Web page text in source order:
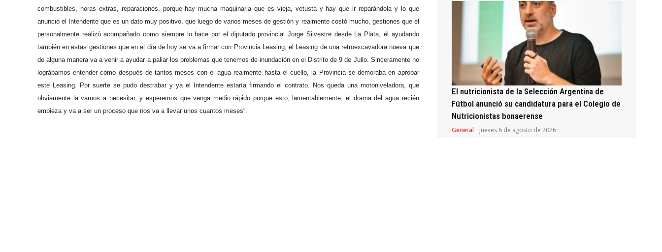
combustibles, horas extras, reparaciones, porque haymucha maquinaria que es vieja, vetusta y hay que ir reparándola y lo que
anunció el Intendente que es un dato muy positivo, que luego de varios meses de gestión y realmente costó mucho, gestiones que él
personalmente realizó acompañado como siempre lo hace por el diputadoprovincial Jorge Silvestre desde La Plata, él ayudando
también en estas gestiones que en el día de hoy se va a firmar con Provincia Leasing, el Leasing de una retroexcavadora nueva que
de alguna manera va a venir a ayudar a paliar los problemas que tenemos de inundación en el Distrito de 9 de Julio. Sinceramenteno
lográbamos entender cómo después de tantos meses con el agua realmente hasta el cuello, la Provincia se demoraba en aprobar
este L easing. Por suerte se pudo destrabar y ya el Intendente estaría firmando el contrato. Nos queda una motoniveladora, que
obviamente la vamos a necesitar, y esperemos que venga medio rápido porque esto, lamentablemente, el drama del agua recién
empieza y va a ser un proceso que nos va a llevar unos cuantos meses”.
El nutricionista de la Selección Argentina de
Fútbol anunció su candidatura para el Colegio de
Nutricionistas bonaerense
General jueves 6 de agosto de 2026